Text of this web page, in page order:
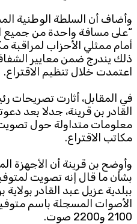
وأضاف أن السلطة الوطنية
“على مسافة واحدة من جميع
أمام ممثلي الأحزاب لمراقبة
ذلك يندرج ضمن معايير
اعتمدت خلال تنظيم الاقتراع.
في المقابل، أثارت تصريحات
القادر بن قرينة، جدلا بعد
معلومات متداولة حول
مكاتب الاقتراع.
وأوضح بن قرينة أن الأجهزة
بشأن ما قال إنه تصويت
ببلدية عزيل عبد القادر
الأصوات المسجلة باسم
2100 و2200 صوت.